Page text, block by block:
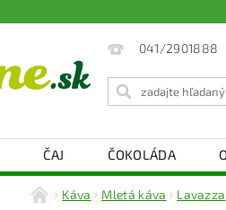
041/2901888
ČAJ ČOKOLÁDA
Káva Mletá káva Lavazza